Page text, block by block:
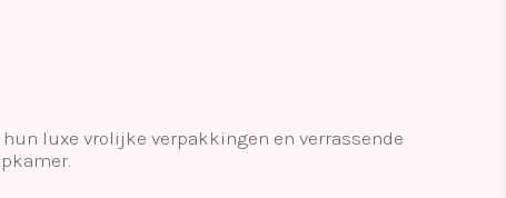
luxe vrolijke verpakkingen en verrassende